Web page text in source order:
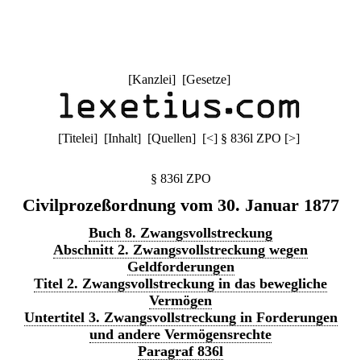
[Kanzlei] [Gesetze]
[Titelei] [Inhalt] [Quellen] [<] § 836l ZPO [>]
§ 836l ZPO
Civilprozeßordnung vom 30. Januar 1877
Buch 8. Zwangsvollstreckung
Abschnitt 2. Zwangsvollstreckung wegen
Geldforderungen
Titel 2. Zwangsvollstreckung in das bewegliche
Vermögen
Untertitel 3. Zwangsvollstreckung in Forderungen
und andere Vermögensrechte
Paragraf 836l